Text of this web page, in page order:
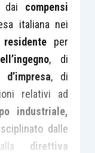
dai compensi
italiana nei
per
, di
d’impresa, di
relativi ad
industriale,
dalle
direttiva